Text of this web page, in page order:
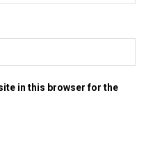
in this browser for the